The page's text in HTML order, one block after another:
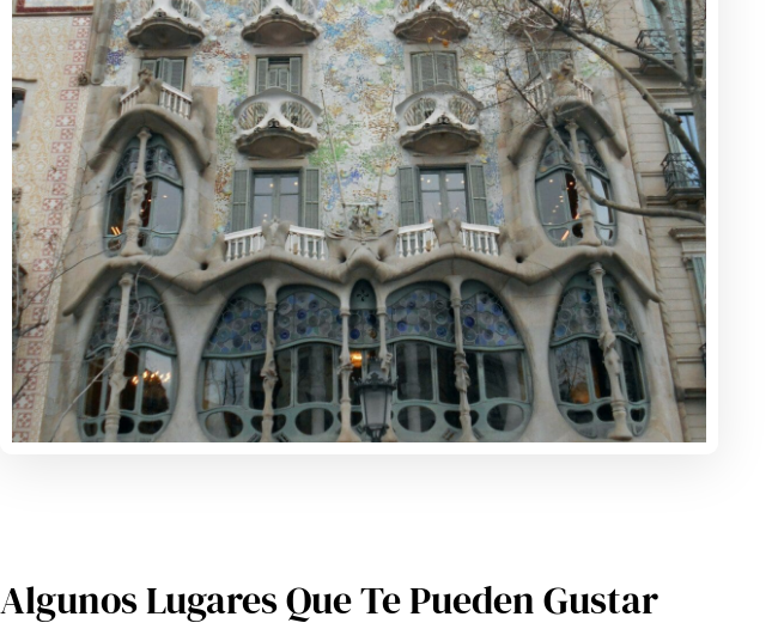
Algunos Lugares Que Te Pueden Gustar